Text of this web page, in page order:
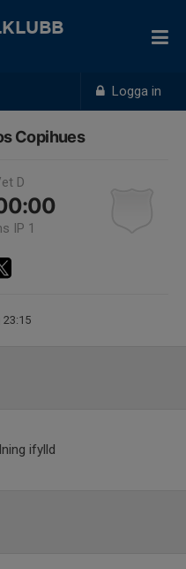
Logga in
Copihues
D
IP 1
23:15
ifylld